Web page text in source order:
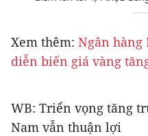
Xem thêm: Ngân hàng
diễn biến giá vàng
WB: Triển vọng tăng
Nam vẫn thuận lợi